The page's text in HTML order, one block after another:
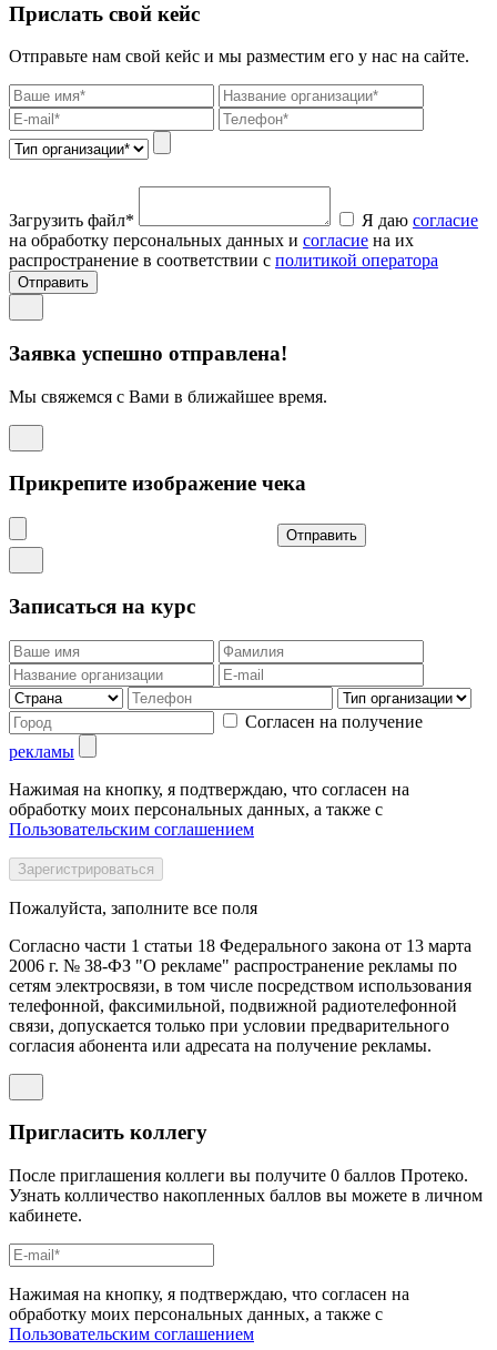
Прислать свой кейс
Отправьте нам свой кейс и мы разместим его у нас на сайте.
Загрузить файл* Я даю согласие
на обработку персональных данных и согласие на их
распространение в соответствии с политикой оператора
Отправить
Заявка успешно отправлена!
Мы свяжемся с Вами в ближайшее время.
Прикрепите изображение чека
Отправить
Записаться на курс
Согласен на получение
рекламы
Нажимая на кнопку, я подтверждаю, что согласен на
обработку моих персональных данных, а также с
Пользовательским соглашением
Пожалуйста, заполните все поля
Согласно части 1 статьи 18 Федерального закона от 13 марта
2006 г. № 38-ФЗ "О рекламе" распространение рекламы по
сетям электросвязи, в том числе посредством использования
телефонной, факсимильной, подвижной радиотелефонной
связи, допускается только при условии предварительного
согласия абонента или адресата на получение рекламы.
Пригласить коллегу
После приглашения коллеги вы получите 0 баллов Протеко.
Узнать колличество накопленных баллов вы можете в личном
кабинете.
Нажимая на кнопку, я подтверждаю, что согласен на
обработку моих персональных данных, а также с
Пользовательским соглашением